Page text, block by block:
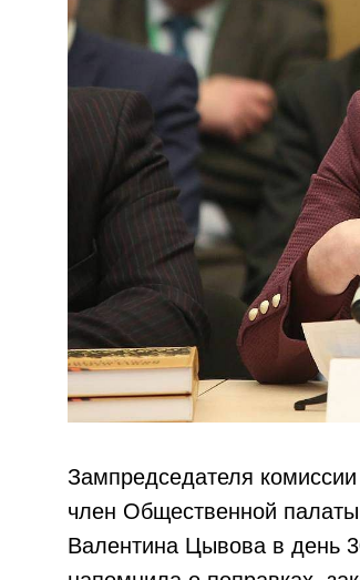
Зампредседателя
член Общественной
Валентина Цывова в день